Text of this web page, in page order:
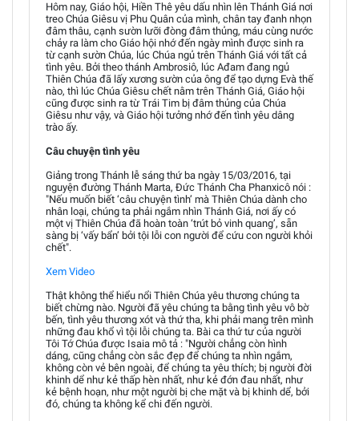
Hôm nay, Giáo hội, Hiền Thê yêu dấu nhìn lên Thánh Giá nơi
treo Chúa Giêsu vị Phu Quân của mình, chân tay đanh nhọn
đâm thâu, cạnh sườn lưỡi đòng đâm thủng, máu cùng nước
chảy ra làm cho Giáo hội nhớ đến ngày mình được sinh ra
từ cạnh sườn Chúa, lúc Chúa ngủ trên Thánh Giá với tất cả
tình yêu. Bởi theo thánh Ambrosiô, lúc Ađam đang ngủ
Thiên Chúa đã lấy xương sườn của ông để tạo dựng Evà thế
nào, thì lúc Chúa Giêsu chết nằm trên Thánh Giá, Giáo hội
cũng được sinh ra từ Trái Tim bị đâm thủng của Chúa
Giêsu như vậy, và Giáo hội tưởng nhớ đến tình yêu dâng
trào ấy.
Câu chuyện tình yêu
Giảng trong Thánh lễ sáng thứ ba ngày 15/03/2016, tại
nguyện đường Thánh Marta, Đức Thánh Cha Phanxicô nói :
"Nếu muốn biết ‘câu chuyện tình’ mà Thiên Chúa dành cho
nhân loại, chúng ta phải ngắm nhìn Thánh Giá, nơi ấy có
một vị Thiên Chúa đã hoàn toàn ‘trút bỏ vinh quang’, sẵn
sàng bị ‘vấy bẩn’ bởi tội lỗi con người để cứu con người khỏi
chết".
Xem Video
Thật không thể hiểu nổi Thiên Chúa yêu thương chúng ta
biết chừng nào. Người đã yêu chúng ta bằng tình yêu vô bờ
bến, tình yêu thương xót và thứ tha, khi phải mang trên mình
những đau khổ vì tội lỗi chúng ta. Bài ca thứ tư của người
Tôi Tớ Chúa được Isaia mô tả : "Người chẳng còn hình
dáng, cũng chẳng còn sắc đẹp để chúng ta nhìn ngắm,
không còn vẻ bên ngoài, để chúng ta yêu thích; bị người đời
khinh dể như kẻ thấp hèn nhất, như kẻ đớn đau nhất, như
kẻ bệnh hoạn, như một người bị che mặt và bị khinh dể, bởi
đó, chúng ta không kể chi đến người.